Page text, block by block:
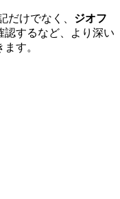
だけでなく、 ジオフ
認するなど、より深い
す。